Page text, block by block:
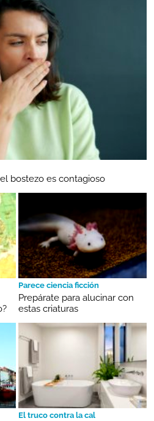
bostezo es contagioso
Parece ciencia ficción
Prepárate para alucinar con
estas criaturas
El truco contra la cal